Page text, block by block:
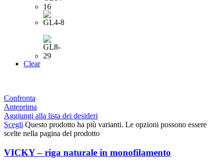
Clear
Confronta
Anteprima
Aggiungi alla lista dei desideri
Scegli Questo prodotto ha più varianti. Le opzioni possono essere
scelte nella pagina del prodotto
VICKY – riga naturale in monofilamento